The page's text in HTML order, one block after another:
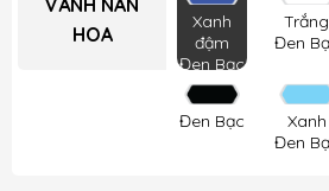
HOA
Xanh
đậm
Đen Bạc
Trắng
Đen
Đen Bạc
Xanh
Đen